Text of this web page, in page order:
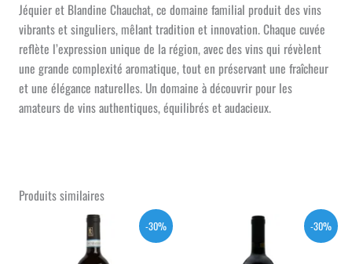
Jéquier et Blandine Chauchat, ce domaine familial produit des vins
vibrants et singuliers, mêlant tradition et innovation. Chaque cuvée
reflète l’expression unique de la région, avec des vins qui révèlent
une grande complexité aromatique, tout en préservant une fraîcheur
et une élégance naturelles. Un domaine à découvrir pour les
amateurs de vins authentiques, équilibrés et audacieux.
Produits similaires
-30% -30%